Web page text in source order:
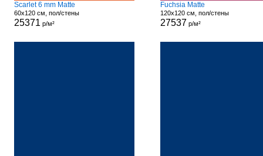
Scarlet 6 mm Matte
60x120 см, пол/стены
25371 р/м²
Fuchsia Matte
120x120 см, пол/стены
27537 р/м²